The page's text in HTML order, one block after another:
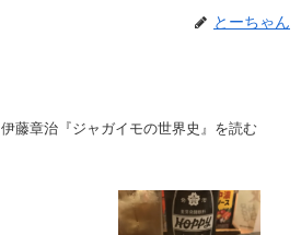
とーちゃん
伊藤章治『ジャガイモの世界史』を読む